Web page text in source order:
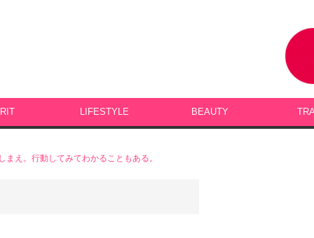
LIFESTYLE BEAUTY
まえ。行動してみてわかることもある。